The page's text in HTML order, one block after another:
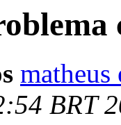
matheus
BRT